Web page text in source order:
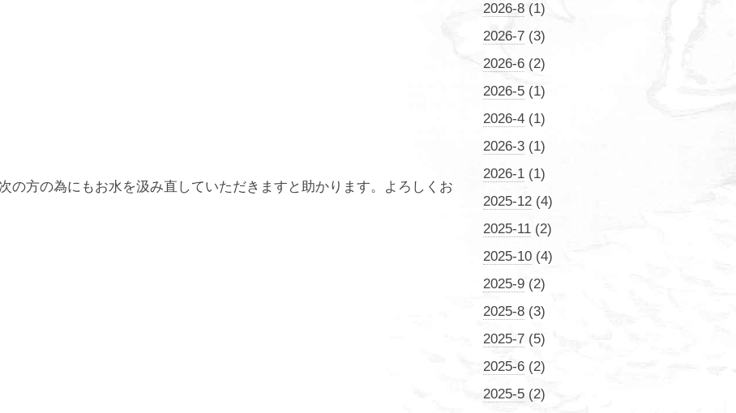
の方の為にもお水を汲み直していただきますと助かります。よろしくお
2026-8 (1)
2026-7 (3)
2026-6 (2)
2026-5 (1)
2026-4 (1)
2026-3 (1)
2026-1 (1)
2025-12 (4)
2025-11 (2)
2025-10 (4)
2025-9 (2)
2025-8 (3)
2025-7 (5)
2025-6 (2)
2025-5 (2)